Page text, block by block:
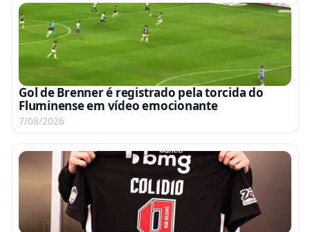
Gol de Brenner é registrado pela torcida do
Fluminense em vídeo emocionante
7/08/2026